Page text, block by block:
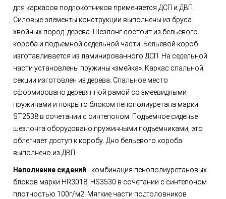
для каркасов подлокотников применяется ДСП и ДВП.
Cиловые элементы конструкции выполнены из бруса
хвойных пород дерева. Шезлонг состоит из бельевого
короба и подъемной седельной части. Бельевой короб
изготавливается из ламинированного ДСП. На седельной
части установлены пружины «змейка». Каркас спальной
секции изготовлен из дерева. Спальное место
сформировано деревянной рамой со змеевидными
пружинами и покрыто блоком пенополиуретана марки
ST2538 в сочетании с синтепоном. Подъемное сиденье
шезлонга оборудовано пружинными подъемниками, это
облегчает доступ к коробу. Дно бельевого короба
выполнено из ДВП.
Наполнение сидений - комбинация пенополиуретановых
блоков марки HR3018, HS3530 в сочетании с синтепоном
плотностью 100г/м2. Мягкие части подголовников